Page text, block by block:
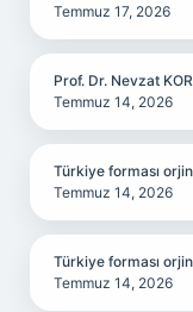
Temmuz 17, 2026
Prof. Dr. Nevzat
Temmuz 14, 2026
Türkiye forması
Temmuz 14, 2026
Türkiye forması
Temmuz 14, 2026